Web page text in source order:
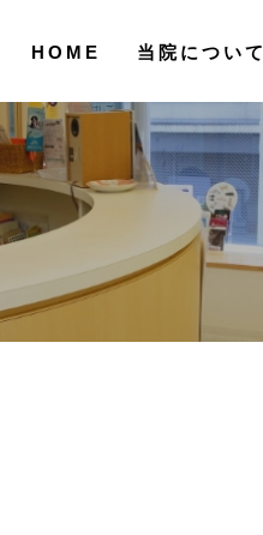
HOME 当院について